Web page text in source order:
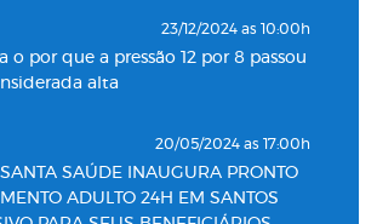
23/12/2024 as 10:00h
o por que a pressão 12 por 8 passou
alta
20/05/2024 as 17:00h
SAÚDE INAUGURA PRONTO
ADULTO 24H EM SANTOS